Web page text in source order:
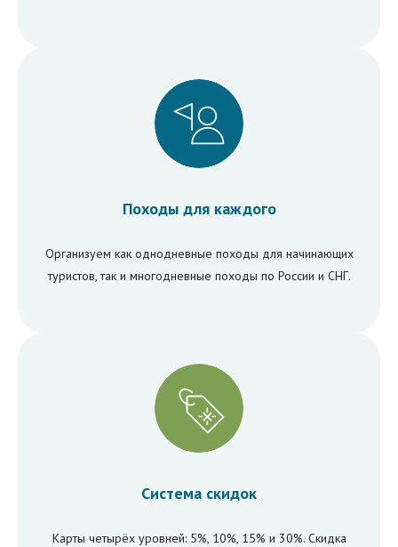
Походы для каждого
Организуем как однодневные походы для начинающих
туристов, так и многодневные походы по России и СНГ.
Cистема скидок
Карты четырёх уровней: 5%, 10%, 15% и 30%. Скидка